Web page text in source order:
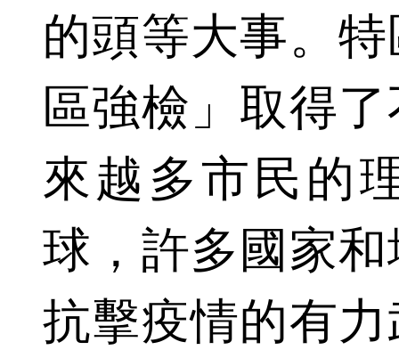
的頭等大事。
區強檢」取得
來越多市民的
球，許多國家
抗擊疫情的有